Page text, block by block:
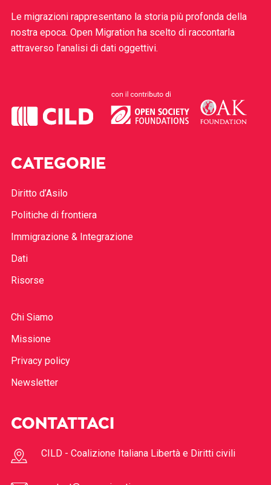
Le migrazioni rappresentano la storia più profonda della
nostra epoca. Open Migration ha scelto di raccontarla
attraverso l’analisi di dati oggettivi.
CATEGORIE
Diritto d’Asilo
Politiche di frontiera
Immigrazione & Integrazione
Dati
Risorse
Chi Siamo
Missione
Privacy policy
Newsletter
CONTATTACI
CILD - Coalizione Italiana Libertà e Diritti civili